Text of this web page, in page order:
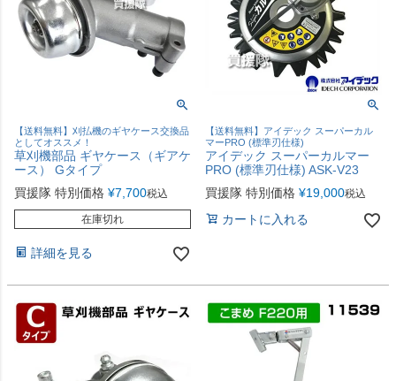
【送料無料】刈払機のギヤケース交換品
としてオススメ！
草刈機部品 ギヤケース（ギアケ
ース） Gタイプ
買援隊 特別価格 ¥7,700税込
在庫切れ
詳細を見る
【送料無料】アイデック スーパーカル
マーPRO (標準刃仕様)
アイデック スーパーカルマー
PRO (標準刃仕様) ASK-V23
買援隊 特別価格 ¥19,000税込
カートに入れる